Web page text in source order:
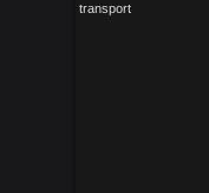
transport